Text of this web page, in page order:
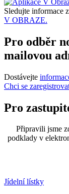
Sledujte informace
V OBRAZE.
Pro odběr
mailovou
Dostávejte
Chci se
Pro
Připravili jsme
podklady v
Jídelní lístky